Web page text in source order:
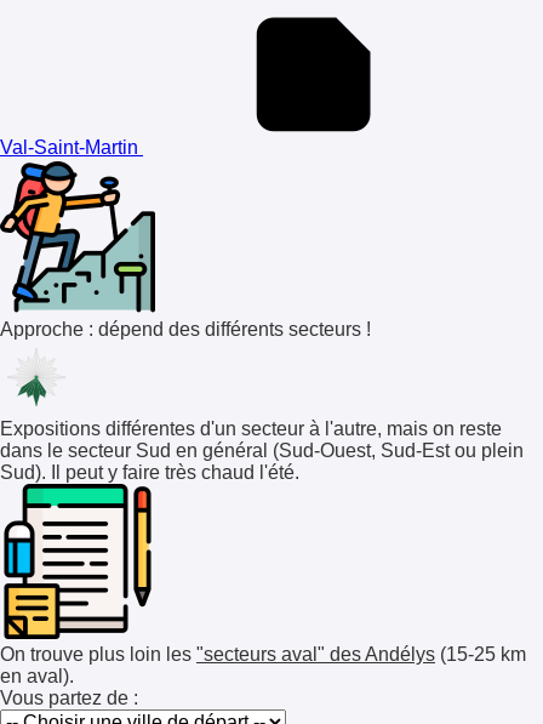
Val-Saint-Martin
Approche : dépend des différents secteurs !
Expositions différentes d'un secteur à l'autre, mais on reste
dans le secteur Sud en général (Sud-Ouest, Sud-Est ou plein
Sud). Il peut y faire très chaud l'été.
On trouve plus loin les "secteurs aval" des Andélys (15-25 km
en aval).
Vous partez de :